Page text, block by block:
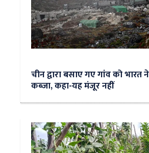
चीन द्वारा बसाए गए गांव को भारत
कब्जा, कहा-यह मंजूर नहीं